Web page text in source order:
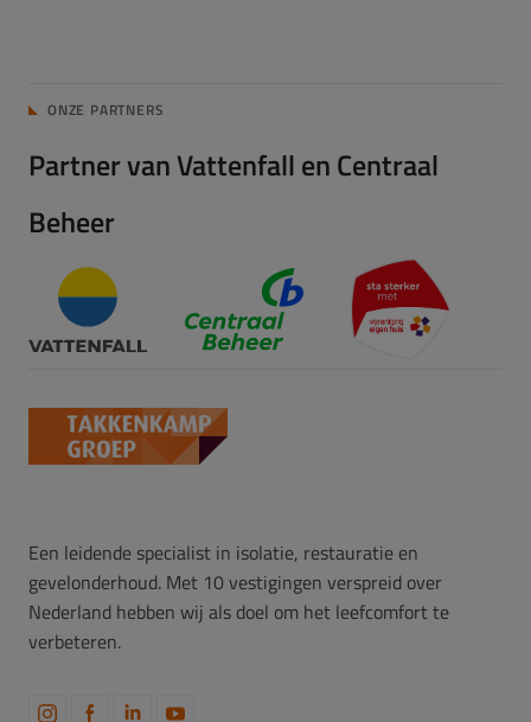
ONZE PARTNERS
Partner van Vattenfall en Centraal
Beheer
Een leidende specialist in isolatie, restauratie en
gevelonderhoud. Met 10 vestigingen verspreid over
Nederland hebben wij als doel om het leefcomfort te
verbeteren.